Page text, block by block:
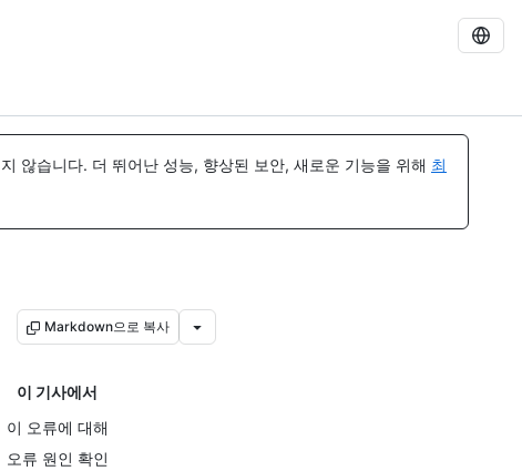
않습니다. 더 뛰어난 성능, 향상된 보안, 새로운 기능을 위해 최
Markdown으로 복사
이 기사에서
이 오류에 대해
오류 원인 확인